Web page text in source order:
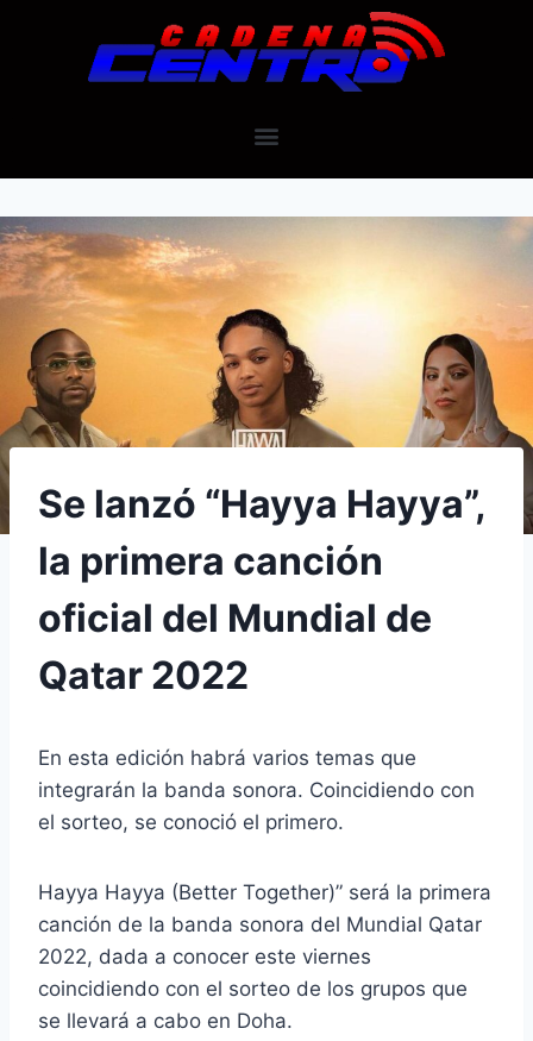
Se lanzó “Hayya Hayya”,
la primera canción
oficial del Mundial de
Qatar 2022
En esta edición habrá varios temas que
integrarán la banda sonora. Coincidiendo con
el sorteo, se conoció el primero.
Hayya Hayya (Better Together)” será la primera
canción de la banda sonora del Mundial Qatar
2022, dada a conocer este viernes
coincidiendo con el sorteo de los grupos que
se llevará a cabo en Doha.